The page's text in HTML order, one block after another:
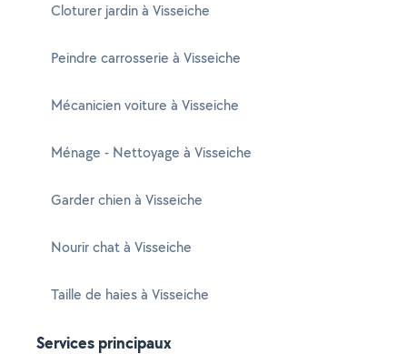
Cloturer jardin à Visseiche
Peindre carrosserie à Visseiche
Mécanicien voiture à Visseiche
Ménage - Nettoyage à Visseiche
Garder chien à Visseiche
Nourir chat à Visseiche
Taille de haies à Visseiche
Services principaux